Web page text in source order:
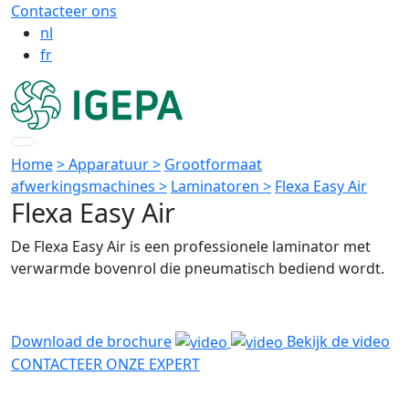
Contacteer ons
nl
fr
Home> Apparatuur > Grootformaat
afwerkingsmachines > Laminatoren > Flexa Easy Air
Flexa Easy Air
De Flexa Easy Air is een professionele laminator met
verwarmde bovenrol die pneumatisch bediend wordt.
Download de brochure
Bekijk de video
CONTACTEER ONZE EXPERT